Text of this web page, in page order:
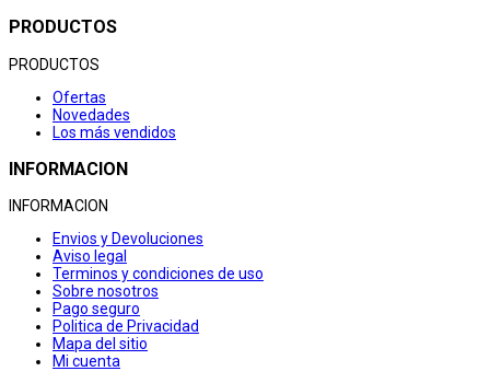
PRODUCTOS
PRODUCTOS
Ofertas
Novedades
Los más vendidos
INFORMACION
INFORMACION
Envios y Devoluciones
Aviso legal
Terminos y condiciones de uso
Sobre nosotros
Pago seguro
Politica de Privacidad
Mapa del sitio
Mi cuenta